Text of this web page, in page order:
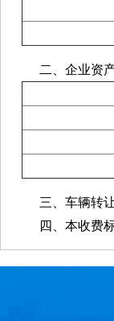
二、企业资产
三、车辆转让
四、本收费标